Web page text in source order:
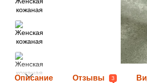
Описание Отзывы 3